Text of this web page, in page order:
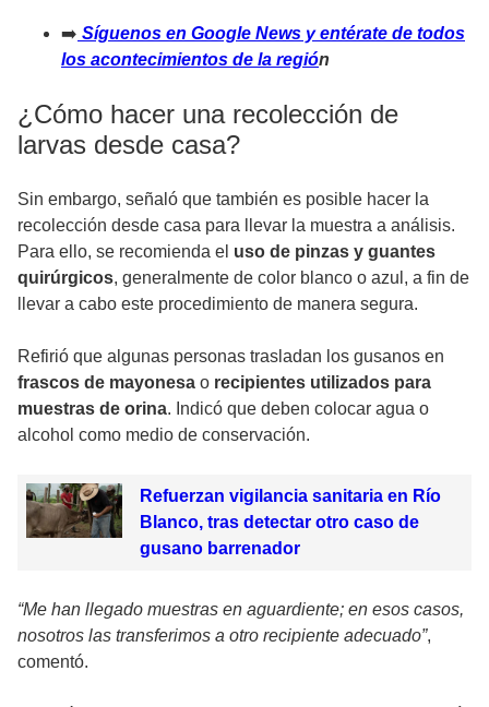
➡️ Síguenos en Google News y entérate de todos
los acontecimientos de la región
¿Cómo hacer una recolección de
larvas desde casa?
Sin embargo, señaló que también es posible hacer la
recolección desde casa para llevar la muestra a análisis.
Para ello, se recomienda el uso de pinzas y guantes
quirúrgicos, generalmente de color blanco o azul, a fin de
llevar a cabo este procedimiento de manera segura.
Refirió que algunas personas trasladan los gusanos en
frascos de mayonesa o recipientes utilizados para
muestras de orina. Indicó que deben colocar agua o
alcohol como medio de conservación.
Refuerzan vigilancia sanitaria en Río
Blanco, tras detectar otro caso de
gusano barrenador
“Me han llegado muestras en aguardiente; en esos casos,
nosotros las transferimos a otro recipiente adecuado”,
comentó.